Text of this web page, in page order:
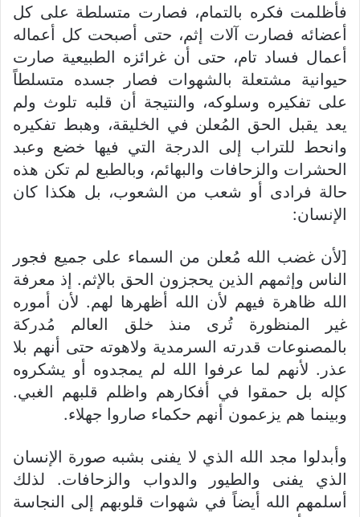
فأظلمت فكره بالتمام، فصارت متسلطة على كل
أعضائه فصارت آلات إثم، حتى أصبحت كل أعماله
أعمال فساد تام، حتى أن غرائزه الطبيعية صارت
حيوانية مشتعلة بالشهوات فصار جسده متسلطاً
على تفكيره وسلوكه، والنتيجة أن قلبه تلوث ولم
يعد يقبل الحق المُعلن في الخليقة، وهبط تفكيره
وانحط للتراب إلى الدرجة التي فيها خضع وعبد
الحشرات والزحافات والبهائم، وبالطبع لم تكن هذه
حالة فرادى أو شعب من الشعوب، بل هكذا كان
الإنسان:
[لأن غضب الله مُعلن من السماء على جميع فجور
الناس وإثمهم الذين يحجزون الحق بالإثم. إذ معرفة
الله ظاهرة فيهم لأن الله أظهرها لهم. لأن أموره
غير المنظورة تُرى منذ خلق العالم مُدركة
بالمصنوعات قدرته السرمدية ولاهوته حتى أنهم بلا
عذر. لأنهم لما عرفوا الله لم يمجدوه أو يشكروه
كإله بل حمقوا في أفكارهم واظلم قلبهم الغبي.
وبينما هم يزعمون أنهم حكماء صاروا جهلاء.
وأبدلوا مجد الله الذي لا يفنى بشبه صورة الإنسان
الذي يفنى والطيور والدواب والزحافات. لذلك
أسلمهم الله أيضاً في شهوات قلوبهم إلى النجاسة